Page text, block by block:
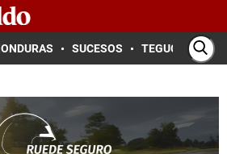
SUCESOS TEGUCIGALPA